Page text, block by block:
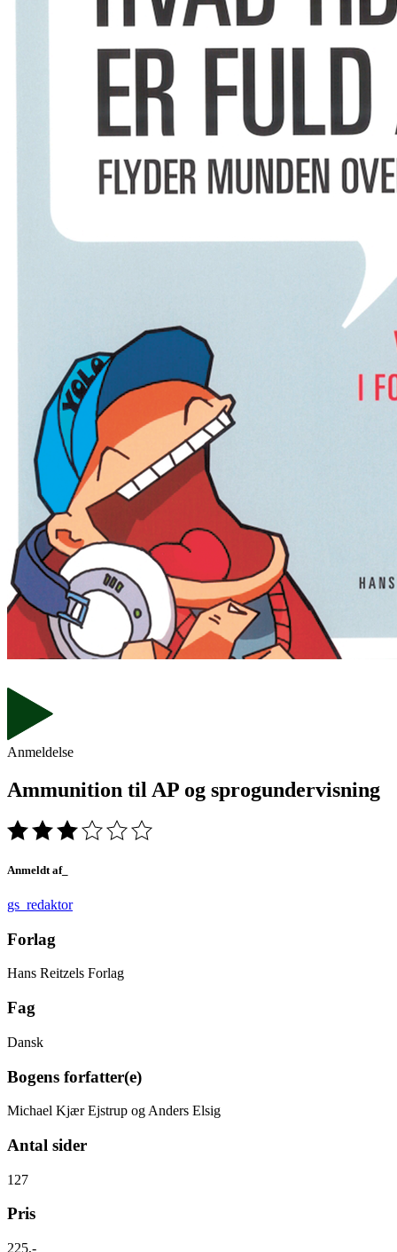
Anmeldelse
Ammunition til AP og sprogundervisning
Anmeldt af_
gs_redaktor
Forlag
Hans Reitzels Forlag
Fag
Dansk
Bogens forfatter(e)
Michael Kjær Ejstrup og Anders Elsig
Antal sider
127
Pris
225,-